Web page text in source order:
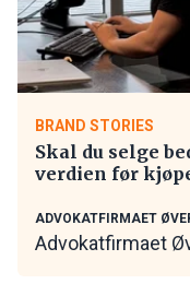
BRAND STORIES
Skal du selge
verdien før
ADVOKATFIRMAET
Advokatfirmaet